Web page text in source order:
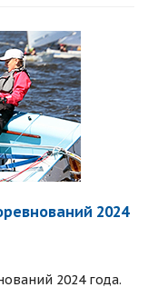
2024
2024 года.